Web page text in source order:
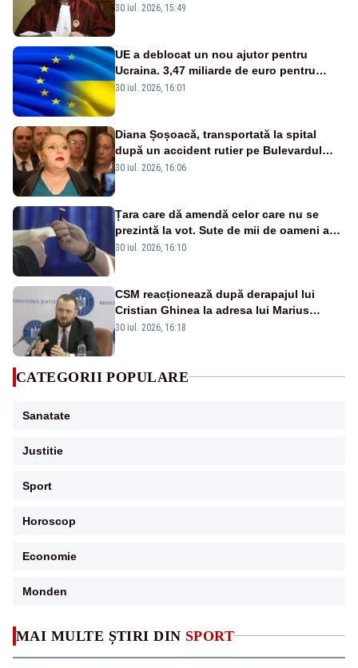
MAI MULTE ȘTIRI DIN SPORT
„Constituția este foarte clară”
30 iul. 2026, 15:49
UE a deblocat un nou ajutor pentru
Ucraina. 3,47 miliarde de euro pentru
achiziția de drone, rachete și avioane de
30 iul. 2026, 16:01
Diana Șoșoacă, transportată la spital
după un accident rutier pe Bulevardul
Iuliu Maniu din București
30 iul. 2026, 16:06
Țara care dă amendă celor care nu se
prezintă la vot. Sute de mii de oameni au
fost „taxați” pentru că au stat acasă
30 iul. 2026, 16:10
CSM reacționează după derapajul lui
Cristian Ghinea la adresa lui Marius
Voineag
30 iul. 2026, 16:18
CATEGORII POPULARE
Sanatate
Justitie
Sport
Horoscop
Economie
Monden